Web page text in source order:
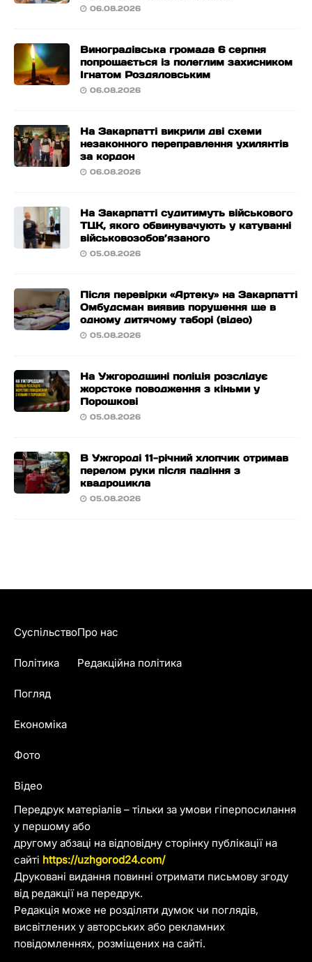
06.08.2026
Виноградівська громада 6 серпня
попрощається із полеглим захисником
Ігнатом Роздяловським
06.08.2026
На Закарпатті викрили дві схеми
незаконного переправлення ухилянтів
за кордон
06.08.2026
На Закарпатті судитимуть військового
ТЦК, якого обвинувачують у катуванні
військовозобов’язаного
05.08.2026
Після перевірки «Артеку» на Закарпатті
Омбудсман виявив порушення ще в
одному дитячому таборі (відео)
05.08.2026
На Ужгородщині поліція розслідує
жорстоке поводження з кіньми у
Порошкові
05.08.2026
В Ужгороді 11-річний хлопчик отримав
перелом руки після падіння з
квадроцикла
05.08.2026
Передрук матеріалів – тільки за умови гіперпосилання
у першому або
другому абзаці на відповідну сторінку публікації на
сайті https://uzhgorod24.com/
Друковані видання повинні отримати письмову згоду
від редакції на передрук.
Редакція може не розділяти думок чи поглядів,
висвітлених у авторських або рекламних
повідомленнях, розміщених на сайті.
Суспільство
Політика
Погляд
Економіка
Фото
Відео
Про нас
Редакційна політика